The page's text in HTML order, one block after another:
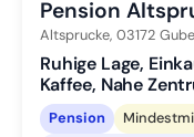
Pension
Altsprucke, 03172
Ruhige Lage,
Kaffee, Nahe
Pension